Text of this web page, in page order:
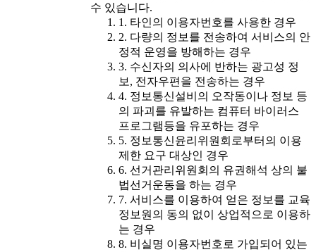
수 있습니다.
1. 타인의 이용자번호를 사용한 경우
2. 다량의 정보를 전송하여 서비스의 안
정적 운영을 방해하는 경우
3. 수신자의 의사에 반하는 광고성 정
보, 전자우편을 전송하는 경우
4. 정보통신설비의 오작동이나 정보 등
의 파괴를 유발하는 컴퓨터 바이러스
프로그램등을 유포하는 경우
5. 정보통신윤리위원회로부터의 이용
제한 요구 대상인 경우
6. 선거관리위원회의 유권해석 상의 불
법선거운동을 하는 경우
7. 서비스를 이용하여 얻은 정보를 교육
정보원의 동의 없이 상업적으로 이용하
는 경우
8. 비실명 이용자번호로 가입되어 있는